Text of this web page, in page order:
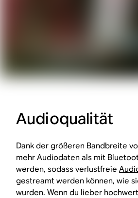
Audioqualität
Dank der größeren Bandbreite
mehr Audiodaten als mit
werden, sodass verlustfreie
gestreamt werden können, wie
wurden. Wenn du lieber